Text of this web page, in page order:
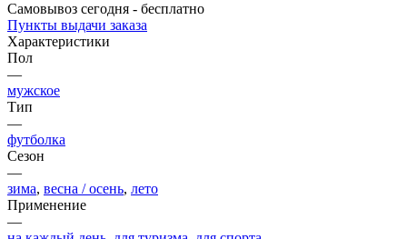
Самовывоз сегодня - бесплатно
Пункты выдачи заказа
Характеристики
Пол
—
мужское
Тип
—
футболка
Сезон
—
зима, весна / осень, лето
Применение
—